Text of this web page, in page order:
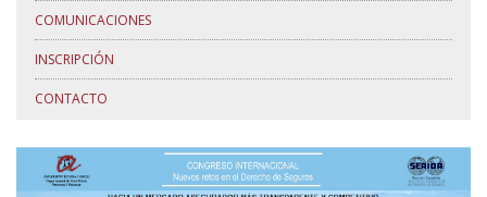
COMUNICACIONES
INSCRIPCIÓN
CONTACTO